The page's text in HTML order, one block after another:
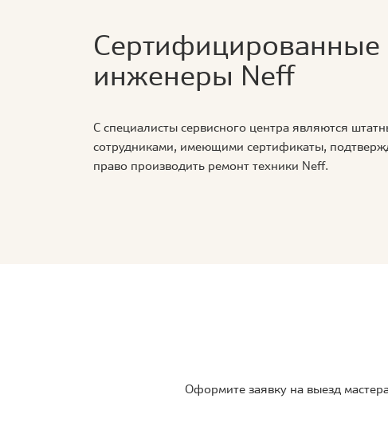
Сертифицированные
инженеры Neff
С специалисты сервисного центра являются
сотрудниками, имеющими сертификаты,
право производить ремонт техники Neff.
Оформите заявку на выезд